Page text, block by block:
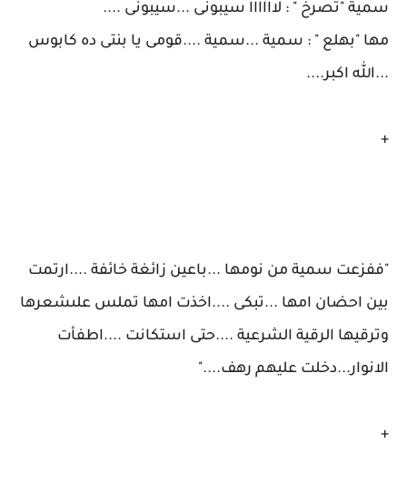
سمية "تصرخ " : لاااااا سيبونى ...سيبونى ....
مها "بهلع " : سمية ...سمية ....قومى يا بنتى ده كابوس
...الله اكبر....
+
"ففزعت سمية من نومها ...باعين زائغة خائفة ....ارتمت
بين احضان امها ...تبكى ....اخذت امها تملس علىشعرها
وترقيها الرقية الشرعية ....حتى استكانت ....اطفأت
الانوار...دخلت عليهم رهف...."
+